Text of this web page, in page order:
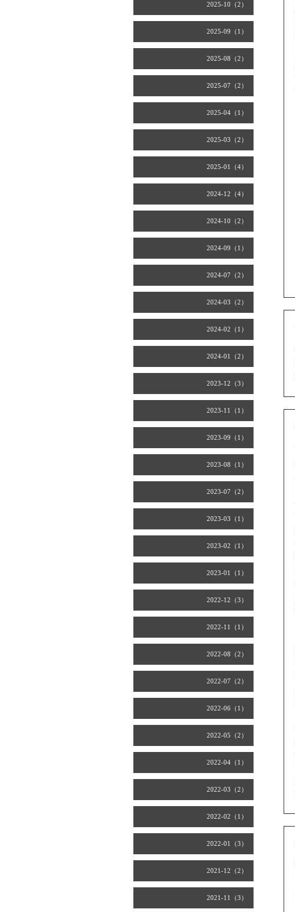
2025-10（2）
2025-09（1）
2025-08（2）
2025-07（2）
2025-04（1）
2025-03（2）
2025-01（4）
2024-12（4）
2024-10（2）
2024-09（1）
2024-07（2）
2024-03（2）
2024-02（1）
2024-01（2）
2023-12（3）
2023-11（1）
2023-09（1）
2023-08（1）
2023-07（2）
2023-03（1）
2023-02（1）
2023-01（1）
2022-12（3）
2022-11（1）
2022-08（2）
2022-07（2）
2022-06（1）
2022-05（2）
2022-04（1）
2022-03（2）
2022-02（1）
2022-01（3）
2021-12（2）
2021-11（3）